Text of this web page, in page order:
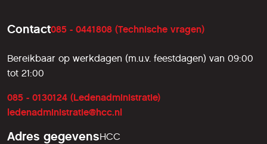
Contact085 - 0441808 (Technische vragen)
Bereikbaar op werkdagen (m.u.v. feestdagen) van 09:00
tot 21:00
085 - 0130124 (Ledenadministratie)
ledenadministratie@hcc.nl
Adres gegevensHCC